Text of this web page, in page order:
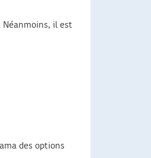
Néanmoins, il est
des options